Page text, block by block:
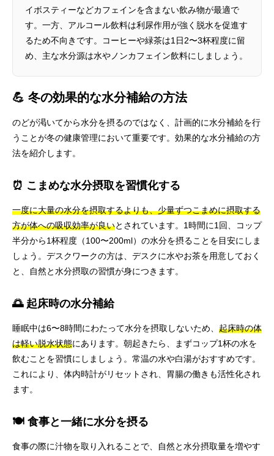
イボスティーなどカフェインを含まない飲み物が最適で
す。一方、アルコール飲料は利尿作用が強く脱水を促進す
るため不向きです。コーヒーや緑茶は1日2〜3杯程度に留
め、主な水分源は水やノンカフェイン飲料にしましょう。
💪 冬の効果的な水分補給の方法
のどが渇いてから水分を摂るのではなく、計画的に水分補給を行
うことが冬の健康管理において重要です。効果的な水分補給の方
法を紹介します。
⏰ こまめな水分摂取を習慣化する
一度に大量の水分を摂取するよりも、少量ずつこまめに摂取する
方が体への吸収効率が良いとされています。1時間に1回、コップ
半分から1杯程度（100〜200ml）の水分を摂ることを目安にしま
しょう。デスクワークの方は、デスクに水やお茶を用意しておく
と、自然と水分摂取の習慣が身につきます。
🌅 起床時の水分補給
睡眠中は6〜8時間にわたって水分を摂取しないため、 起床時の体
は軽い脱水状態にあります。朝起きたら、まずコップ1杯の水を
飲むことを習慣にしましょう。常温の水や白湯がおすすめです。
これにより、体内時計がリセットされ、胃腸の働きも活性化され
ます。
🍽️ 食事と一緒に水分を摂る
食事の際に汁物を取り入れることで、自然と水分摂取量を増やす